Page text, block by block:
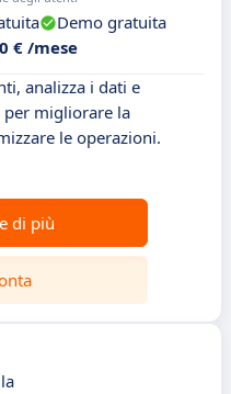
Demo gratuita
€ /mese
analizza i dati e
migliorare la
le operazioni.
di più